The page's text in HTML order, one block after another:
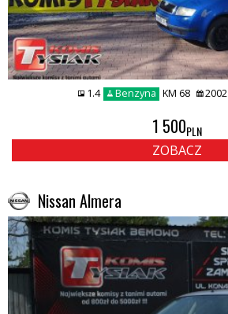
1.4 Benzyna KM 68 2002
1 500PLN
ZOBACZ
Nissan Almera